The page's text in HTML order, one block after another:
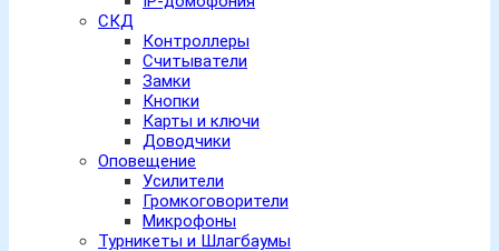
СКД
Контроллеры
Считыватели
Замки
Кнопки
Карты и ключи
Доводчики
Оповещение
Усилители
Громкоговорители
Микрофоны
Турникеты и Шлагбаумы